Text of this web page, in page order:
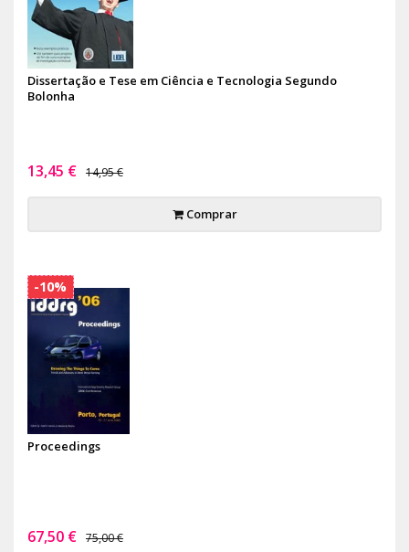
Dissertação e Tese em Ciência e Tecnologia Segundo
Bolonha
13,45 € 14,95 €
Comprar
Proceedings
67,50 € 75,00 €
-10%